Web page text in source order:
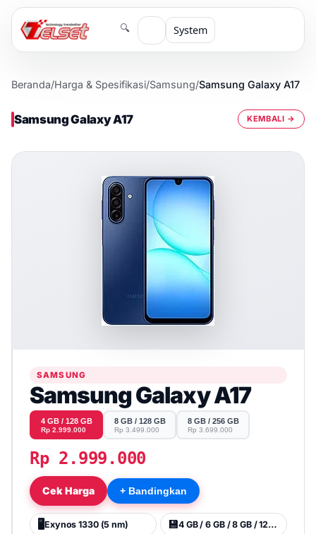
🔍 System
Beranda/Harga & Spesifikasi/Samsung/Samsung Galaxy A17
Samsung Galaxy A17 KEMBALI →
SAMSUNG
Samsung Galaxy A17
4 GB / 128 GB
Rp 2.999.000
8 GB / 128 GB
Rp 3.499.000
8 GB / 256 GB
Rp 3.699.000
Rp 2.999.000
Cek Harga + Bandingkan
🖥️ Exynos 1330 (5 nm) 💾 4 GB / 6 GB / 8 GB / 128 GB